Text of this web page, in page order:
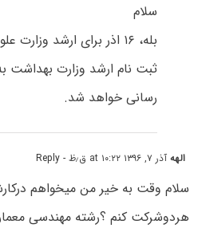
سلام
بله، ۱۶ اذر برای ارشد
ثبت نام ارشد وزارت بهداشت
رسانی خواهد شد.
الههآذر ۷, ۱۳۹۶ at ۱۰:۲۲ ق٫ظ - Reply
سلام وقت به خیر من میخواهم
هردوشرکت کنم ؟رشته مهندسی